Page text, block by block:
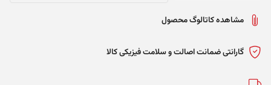
برقی
ویبراس
-
مشاهده کاتالوگ محصول
گارانتی ضمانت اصالت و سلامت فیزیکی کالا